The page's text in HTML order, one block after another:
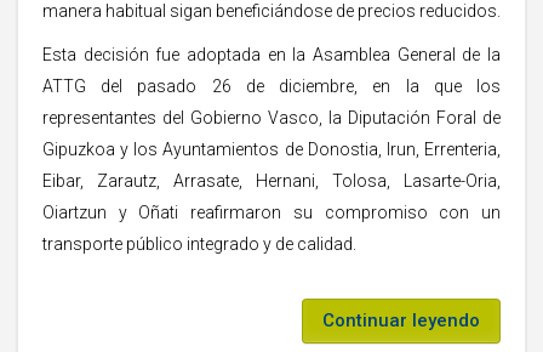
manera habitual sigan beneficiándose de precios reducidos.
Esta decisión fue adoptada en la Asamblea General de la
ATTG del pasado 26 de diciembre, en la que los
representantes del Gobierno Vasco, la Diputación Foral de
Gipuzkoa y los Ayuntamientos de Donostia, Irun, Errenteria,
Eibar, Zarautz, Arrasate, Hernani, Tolosa, Lasarte-Oria,
Oiartzun y Oñati reafirmaron su compromiso con un
transporte público integrado y de calidad.
Continuar leyendo